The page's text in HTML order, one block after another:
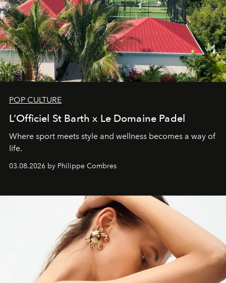
POP CULTURE
L’Officiel St Barth x Le Domaine Padel
Where sport meets style and wellness becomes a way of
life.
03.08.2026 by Philippe Combres